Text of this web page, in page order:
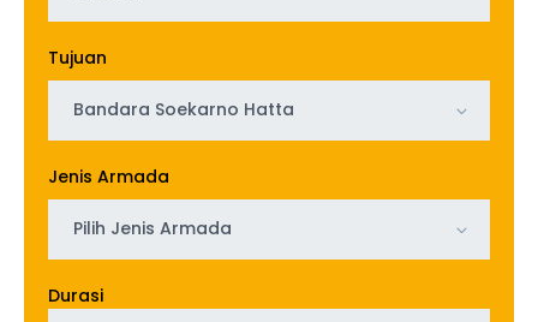
Tujuan
Bandara Soekarno Hatta
Jenis Armada
Pilih Jenis Armada
Durasi